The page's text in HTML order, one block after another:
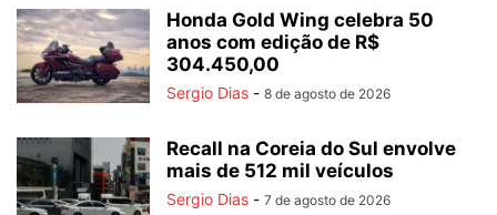
Honda Gold Wing celebra 50
anos com edição de R$
304.450,00
Sergio Dias - 8 de agosto de 2026
Recall na Coreia do Sul envolve
mais de 512 mil veículos
Sergio Dias - 7 de agosto de 2026